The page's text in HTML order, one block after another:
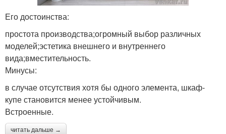
Его достоинства:
простота производства;огромный выбор различных
моделей;эстетика внешнего и внутреннего
вида;вместительность.
Минусы:
в случае отсутствия хотя бы одного элемента, шкаф-
купе становится менее устойчивым.
Встроенные.
читать дальше →